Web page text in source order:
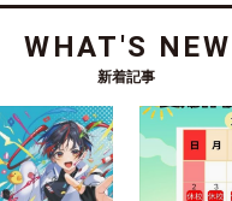
WHAT'S NEW
新着記事